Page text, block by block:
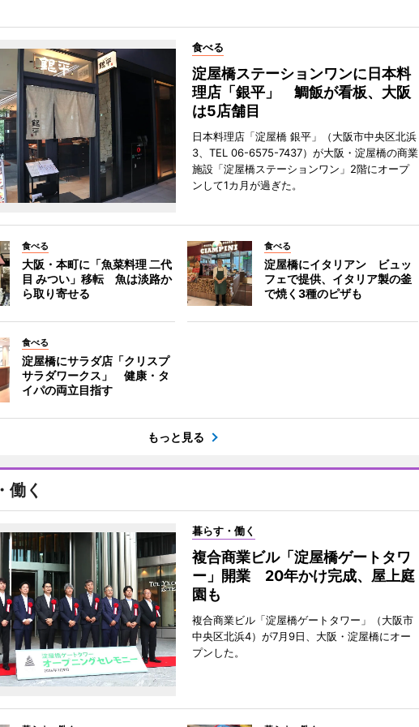
食べる
淀屋橋ステーションワンに日本料
理店「銀平」 鯛飯が看板、大阪
は5店舗目
日本料理店「淀屋橋 銀平」（大阪市中央区北浜
3、TEL 06-6575-7437）が大阪・淀屋橋の商業
施設「淀屋橋ステーションワン」2階にオープ
ンして1カ月が過ぎた。
食べる
大阪・本町に「魚菜料理 二代
目 みつい」移転 魚は淡路か
ら取り寄せる
食べる
淀屋橋にイタリアン ビュッ
フェで提供、イタリア製の釜
で焼く3種のピザも
食べる
淀屋橋にサラダ店「クリスプ
サラダワークス」 健康・タ
イパの両立目指す
もっと見る
働く
暮らす・働く
複合商業ビル「淀屋橋ゲートタワ
ー」開業 20年かけ完成、屋上庭
園も
複合商業ビル「淀屋橋ゲートタワー」（大阪市
中央区北浜4）が7月9日、大阪・淀屋橋にオー
プンした。